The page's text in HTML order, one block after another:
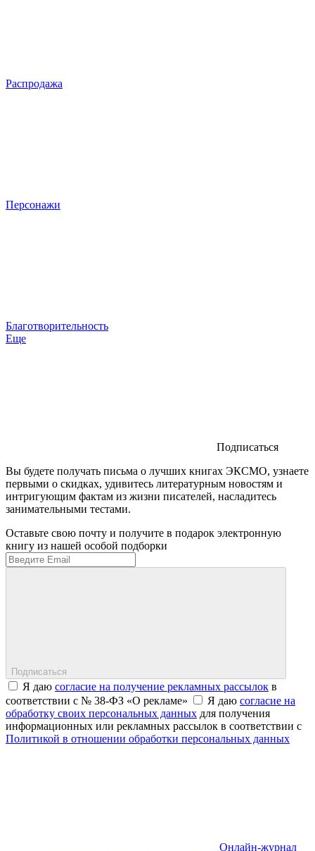
Распродажа
Персонажи
Благотворительность
Еще
Подписаться
Вы будете получать письма о лучших книгах ЭКСМО, узнаете
первыми о скидках, удивитесь литературным новостям и
интригующим фактам из жизни писателей, насладитесь
занимательными тестами.
Оставьте свою почту и получите в подарок электронную
книгу из нашей особой подборки
Подписаться
Я даю согласие на получение рекламных рассылок в
соответствии с № 38-ФЗ «О рекламе»
Я даю согласие на
обработку своих персональных данных для получения
информационных или рекламных рассылок в соответствии с
Политикой в отношении обработки персональных данных
Онлайн-журнал